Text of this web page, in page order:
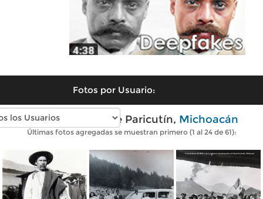
Fotos por Usuario:
Fotos antiguas de Paricutín, Michoacán
Últimas fotos agregadas se muestran primero (1 al 24 de 61):